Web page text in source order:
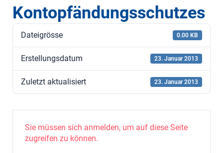
Kontopfändungsschutzes
Dateigrösse 0.00 KB
Erstellungsdatum 23. Januar 2013
Zuletzt aktualisiert 23. Januar 2013
Sie müssen sich anmelden, um auf diese Seite
zugreifen zu können.